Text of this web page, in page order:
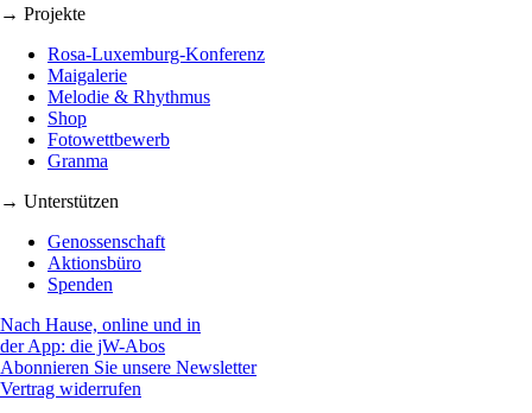
→ Projekte
Rosa-Luxemburg-Konferenz
Maigalerie
Melodie & Rhythmus
Shop
Fotowettbewerb
Granma
→ Unterstützen
Genossenschaft
Aktionsbüro
Spenden
Nach Hause, online und in
der App: die jW-Abos
Abonnieren Sie unsere Newsletter
Vertrag widerrufen